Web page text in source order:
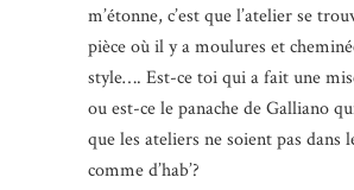
m’étonne, c’est que l’atelier se
pièce où il y a moulures et
style…. Est-ce toi qui a fait une
ou est-ce le panache de Galliano
que les ateliers ne soient pas dans
comme d’hab’?